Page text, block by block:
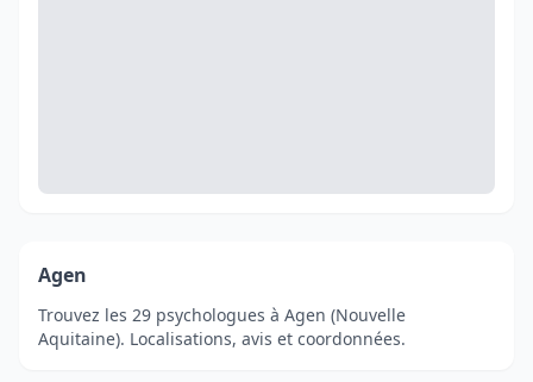
Agen
Trouvez les 29 psychologues à Agen (Nouvelle
Aquitaine). Localisations, avis et coordonnées.